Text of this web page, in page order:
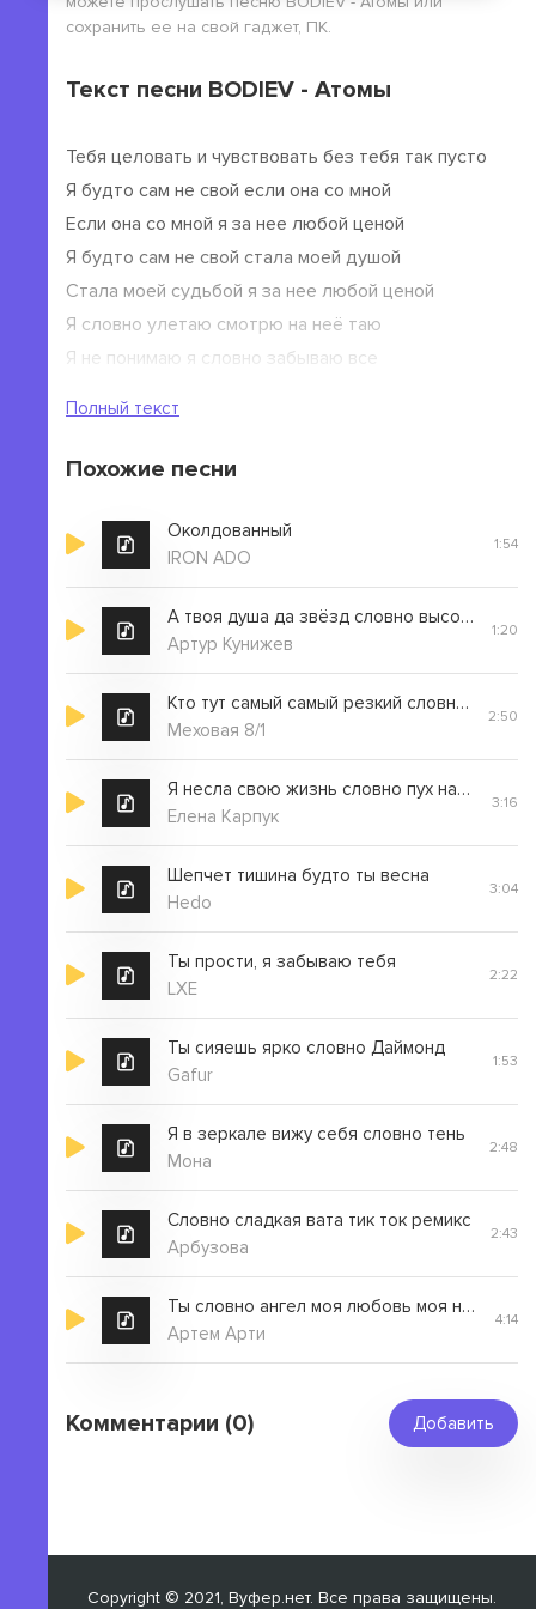
сохранить ее на свой гаджет, ПК.
Текст песни BODIEV - Атомы
Тебя целовать и чувствовать без тебя так пусто
Я будто сам не свой если она со мной
Если она со мной я за нее любой ценой
Я будто сам не свой стала моей душой
Стала моей судьбой я за нее любой ценой
Я словно улетаю смотрю на неё таю
Я не понимаю я словно забываю все
Полный текст
Похожие песни
Околдованный
IRON ADO
1:54
А твоя душа да звёзд словно высока
Артур Кунижев
1:20
Кто тут самый самый резкий словно ниндзя тасбақа
Меховая 8/1
2:50
Я несла свою жизнь словно пух на руках
Елена Карпук
3:16
Шепчет тишина будто ты весна
Hedo
3:04
Ты прости, я забываю тебя
LXE
2:22
Ты сияешь ярко словно Даймонд
Gafur
1:53
Я в зеркале вижу себя словно тень
Мона
2:48
Словно сладкая вата тик ток ремикс
Арбузова
2:43
Ты словно ангел моя любовь моя невеста
Артем Арти
4:14
Комментарии (0) Добавить
Copyright © 2021, Вуфер.нет. Все права защищены.